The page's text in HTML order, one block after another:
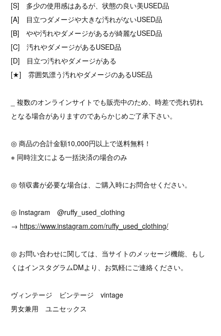
[S] 多少の使用感はあるが、状態の良い美USED品
[A] 目立つダメージや大きな汚れがないUSED品
[B] やや汚れやダメージがあるが綺麗なUSED品
[C] 汚れやダメージがあるUSED品
[D] 目立つ汚れやダメージがある
[★] 雰囲気漂う汚れやダメージのあるUSE品
_ 複数のオンラインサイトでも販売中のため、時差で売れ切れ
となる場合がありますのであらかじめご了承下さい。
◎ 商品の合計金額10,000円以上で送料無料！
※ 同時注文による一括決済の場合のみ
◎ 領収書が必要な場合は、ご購入時にお問合せください。
◎ Instagram @ruffy_used_clothing
→ https://www.instagram.com/ruffy_used_clothing/
◎ お問い合わせに関しては、当サイトのメッセージ機能、もし
くはインスタグラムDMより、お気軽にご連絡ください。
ヴィンテージ ビンテージ vintage
男女兼用 ユニセックス